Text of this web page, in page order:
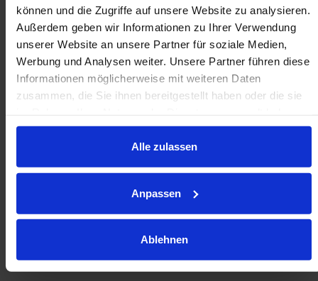
können und die Zugriffe auf unsere Website zu analysieren.
Außerdem geben wir Informationen zu Ihrer Verwendung
unserer Website an unsere Partner für soziale Medien,
Werbung und Analysen weiter. Unsere Partner führen diese
Informationen möglicherweise mit weiteren Daten
zusammen, die Sie ihnen bereitgestellt haben oder die sie
Alle zulassen
Anpassen
Ablehnen
Vi talar svenska
SCHWEDISCH
เราพูดภาษาไทย
私たちは日本語を話します
JAPANISCH